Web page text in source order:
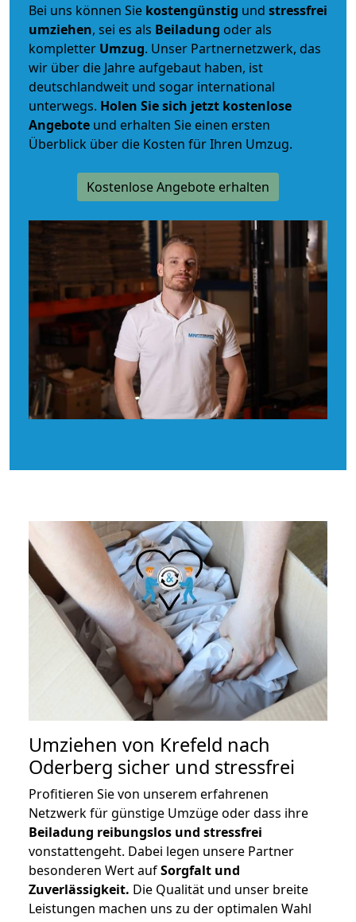
Bei uns können Sie kostengünstig und stressfrei
umziehen, sei es als Beiladung oder als
kompletter Umzug. Unser Partnernetzwerk, das
wir über die Jahre aufgebaut haben, ist
deutschlandweit und sogar international
unterwegs. Holen Sie sich jetzt kostenlose
Angebote und erhalten Sie einen ersten
Überblick über die Kosten für Ihren Umzug.
Kostenlose Angebote erhalten
Umziehen von Krefeld nach
Oderberg sicher und stressfrei
Profitieren Sie von unserem erfahrenen
Netzwerk für günstige Umzüge oder dass ihre
Beiladung reibungslos und stressfrei
vonstattengeht. Dabei legen unsere Partner
besonderen Wert aufSorgfalt und
Zuverlässigkeit. Die Qualität und unser breite
Leistungen machen uns zu der optimalen Wahl